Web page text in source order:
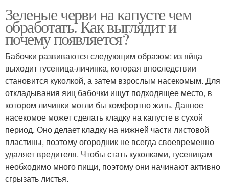
Зеленые черви на капусте чем
обработать. Как выглядит и
почему появляется?
Бабочки развиваются следующим образом: из яйца
выходит гусеница-личинка, которая впоследствии
становится куколкой, а затем взрослым насекомым. Для
откладывания яиц бабочки ищут подходящее место, в
котором личинки могли бы комфортно жить. Данное
насекомое может сделать кладку на капусте в сухой
период. Оно делает кладку на нижней части листовой
пластины, поэтому огородник не всегда своевременно
удаляет вредителя. Чтобы стать куколками, гусеницам
необходимо много пищи, поэтому они начинают активно
сгрызать листья.